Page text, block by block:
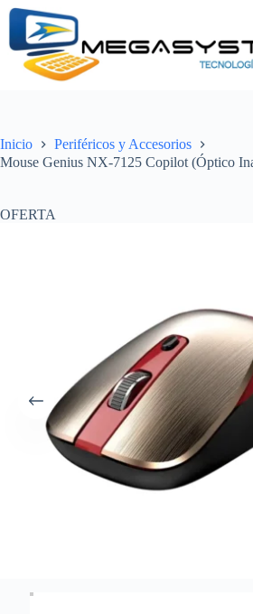
Saltar
contenido
Inicio
Periféricos y Accesorios
Mouse Genius NX-7125 Copilot (Óptico
OFERTA